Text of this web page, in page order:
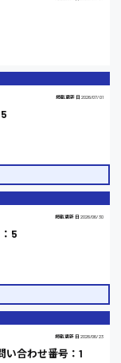
掲載更新日 2026/07/01
掲載更新日 2026/06/30
5
掲載更新日 2026/06/23
合わせ番号：1